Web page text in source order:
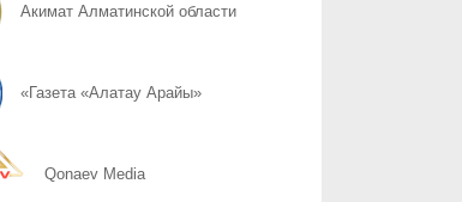
Волна больших перемен
Подворный обход подучетных и владельцев оружия
Акимат Алматинской области
«Газета «Алатау Арайы»
Qonaev Media